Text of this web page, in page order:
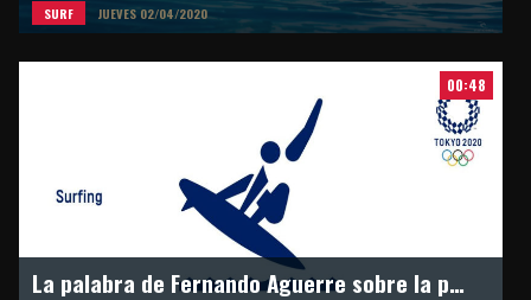
SURF JUEVES 02/04/2020
00:48
La palabra de Fernando Aguerre sobre la postergación de los Juegos Olímpicos en Tokyo 2021